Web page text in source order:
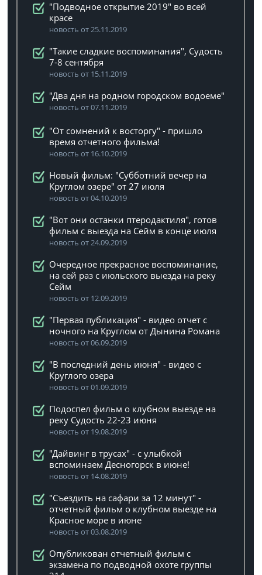
"Подводное открытие 2019" во всей
красе
новость от 25.11.2019
"Такие сладкие воспоминания", Судость
7-8 сентября
новость от 15.11.2019
"Два дня на родном городском водоеме"
новость от 07.11.2019
"От сомнений к восторгу" - пришло
время отчетного фильма!
новость от 16.10.2019
Новый фильм: "Субботний вечер на
Круглом озере" от 27 июля
новость от 04.10.2019
"Вот они останки птеродактиля", готов
фильм с выезда на Сейм в конце июля
новость от 24.09.2019
Очередное прекрасное воспоминание,
на сей раз с июльского выезда на реку
Сейм
новость от 12.09.2019
"Первая публикация" - видео отчет с
ночного на Круглом от Дынина Романа
новость от 06.09.2019
"В последний день июня" - видео с
Круглого озера
новость от 01.09.2019
Подоспел фильм о клубном выезде на
реку Судость 22-23 июня
новость от 19.08.2019
"Дайвинг в трусах" - с улыбкой
вспоминаем Десногорск в июне!
новость от 14.08.2019
"Съездить на сафари за 12 минут" -
отчетный фильм о клубном выезде на
Красное море в июне
новость от 03.08.2019
Опубликован отчетный фильм с
экзамена по подводной охоте группы